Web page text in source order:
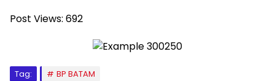
Post Views: 692
Tag: BP BATAM